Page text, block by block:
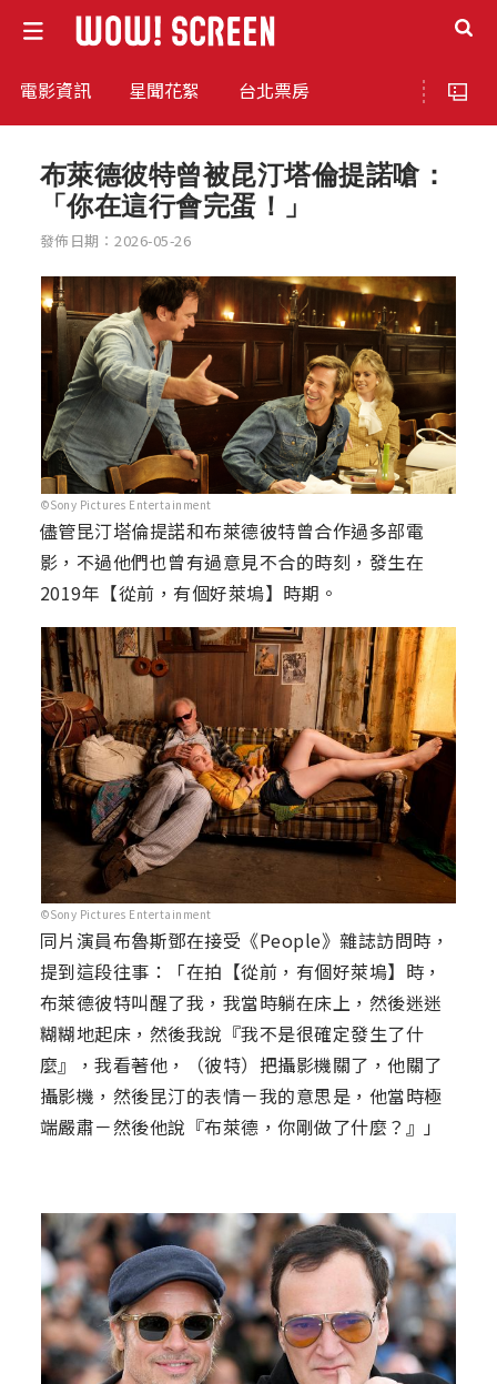
電影資訊 星聞花絮 台北票房
布萊德彼特曾被昆汀塔倫提諾嗆：
「你在這行會完蛋！」
發佈日期：2026-05-26
©Sony Pictures Entertainment
儘管昆汀塔倫提諾和布萊德彼特曾合作過多部電
影，不過他們也曾有過意見不合的時刻，發生在
2019年【從前，有個好萊塢】時期。
©Sony Pictures Entertainment
同片演員布魯斯鄧在接受《People》雜誌訪問時，
提到這段往事：「在拍【從前，有個好萊塢】時，
布萊德彼特叫醒了我，我當時躺在床上，然後迷迷
糊糊地起床，然後我說『我不是很確定發生了什
麼』，我看著他，（彼特）把攝影機關了，他關了
攝影機，然後昆汀的表情－我的意思是，他當時極
端嚴肅－然後他說『布萊德，你剛做了什麼？』」